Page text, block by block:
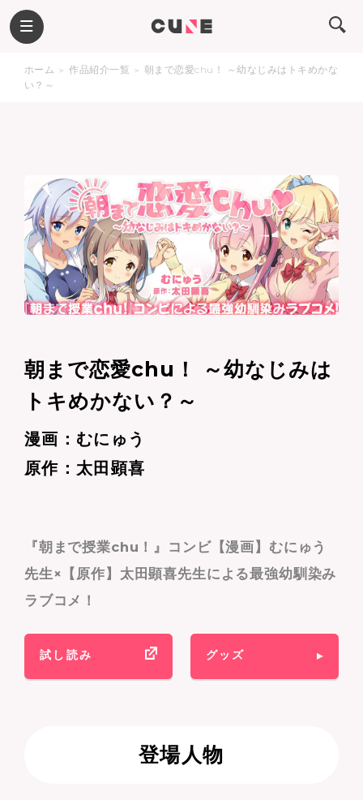
ホーム 作品紹介一覧
朝まで恋愛chu！ ～幼なじみはトキめかな
い？～
朝まで恋愛chu！ ～幼なじみは
トキめかない？～
漫画：むにゅう
原作：太田顕喜
『朝まで授業chu！』コンビ【漫画】むにゅう
先生×【原作】太田顕喜先生による最強幼馴染み
ラブコメ！
試し読み グッズ
登場人物